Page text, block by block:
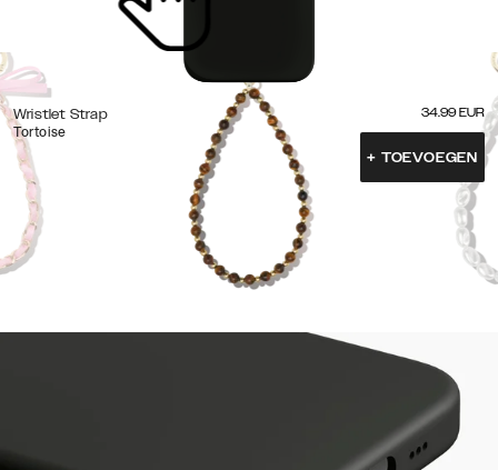
Wristlet Strap
Tortoise
34.99 EUR
+ TOEVOEGEN